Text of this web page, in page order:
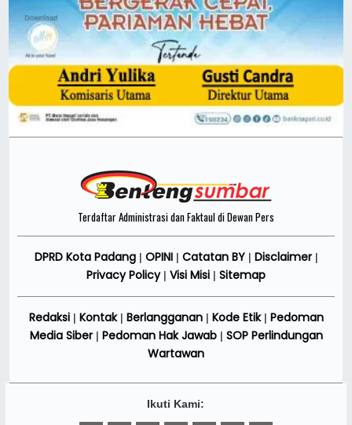
Terdaftar Administrasi dan Faktaul di Dewan Pers
DPRD Kota Padang| OPINI| Catatan BY| Disclaimer|
Privacy Policy| Visi Misi | Sitemap
Redaksi| Kontak| Berlangganan| Kode Etik| Pedoman
Media Siber| Pedoman Hak Jawab| SOP Perlindungan
Wartawan
Ikuti Kami: